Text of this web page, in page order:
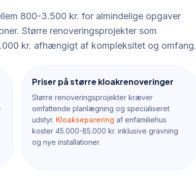
800-3.500 kr. for almindelige opgaver
Større renoveringsprojekter som
kr. afhængigt af kompleksitet og omfang.
Priser på større kloakrenoveringer
Større renoveringsprojekter kræver
omfattende planlægning og specialiseret
udstyr. Kloakseparering af enfamiliehus
koster 45.000-85.000 kr. inklusive gravning
og nye installationer.